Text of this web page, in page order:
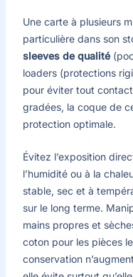
Une carte à plusieurs
particulière dans son
sleeves de qualité
loaders (protections
pour éviter tout
gradées, la coque de
protection optimale.
Évitez l’exposition
l’humidité ou à la
stable, sec et à
sur le long terme.
mains propres et
coton pour les pièces
conservation